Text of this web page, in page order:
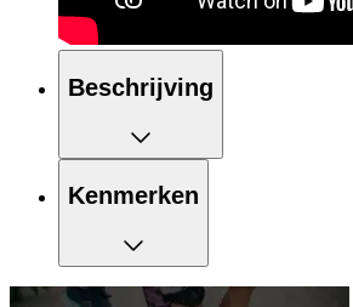
Beschrijving
Kenmerken